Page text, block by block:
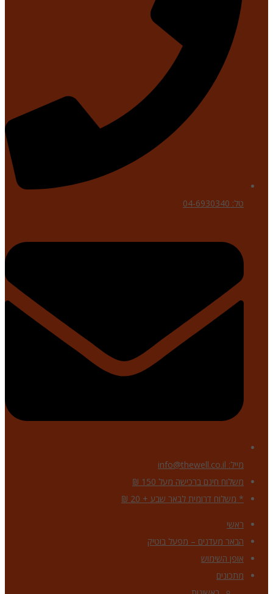
טל: 04-6930340
מייל: info@thewell.co.il
משלוח חינם ברכישה מעל 150 ₪
* משלוח דרומית לבאר שבע + 20 ₪
ראשי
הבאר מעדנים – מפעל בוטיק
אופן השימוש
מתכונים